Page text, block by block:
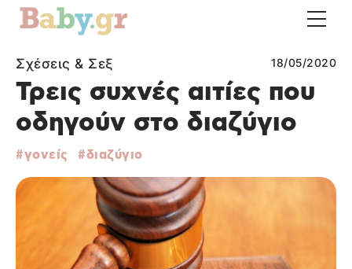
Σχέσεις & Σεξ 18/05/2020
Τρεις συχνές αιτίες που
οδηγούν στο διαζύγιο
γονείς διαζύγιο